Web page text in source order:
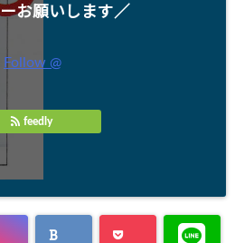
お願いします／
Follow @
feedly